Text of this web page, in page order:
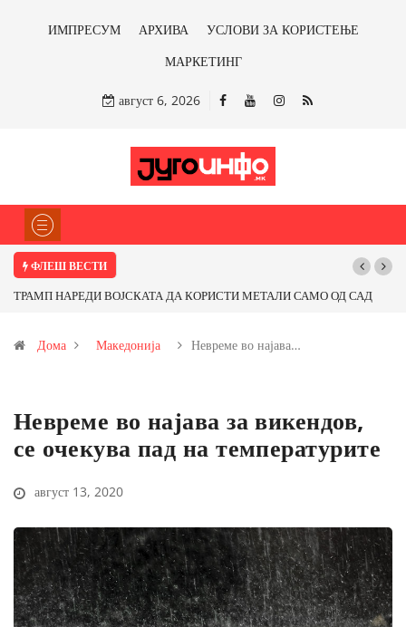
ИМПРЕСУМ АРХИВА
УСЛОВИ ЗА КОРИСТЕЊЕ
МАРКЕТИНГ
август 6, 2026
ФЛЕШ ВЕСТИ
МЕТАЛИ САМО ОД САД
Почнува реконструкцијата на улицата „5-
Дома Македонија Невреме во најава…
Невреме во најава за викендов,
се очекува пад на температурите
август 13, 2020